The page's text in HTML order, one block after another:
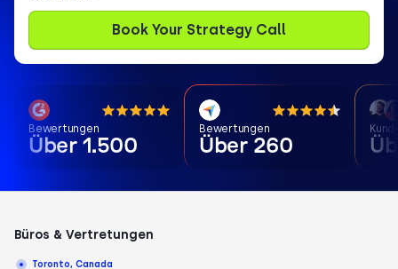
Bewertungen
Über 1.500
Bewertungen
Über 260
Büros & Vertretungen
Toronto, Canada